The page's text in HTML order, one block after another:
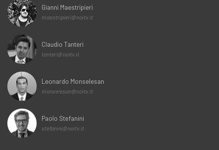
Gianni Maestripieri
maestripieri@noitv.it
Claudio Tanteri
tanteri@noitv.it
Leonardo Monselesan
monselesan@noitv.it
Paolo Stefanini
stefanini@noitv.it